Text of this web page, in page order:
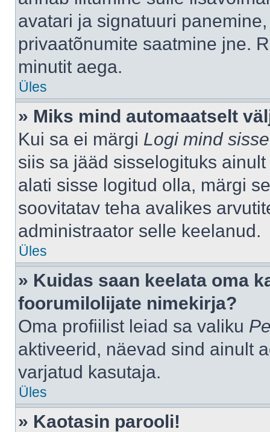
avatari ja signatuuri
privaatõnumite saatmine jne.
minutit aega.
Üles
» Miks mind automaatselt
Kui sa ei märgi Logi mind
siis sa jääd sisselogituks
alati sisse logitud olla, märgi
soovitatav teha avalikes
administraator selle keelanud.
Üles
» Kuidas saan keelata oma
foorumilolijate nimekirja?
Oma profiilist leiad sa valiku
aktiveerid, näevad sind ainult
varjatud kasutaja.
Üles
» Kaotasin parooli!